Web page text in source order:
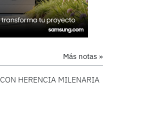
Más notas »
CON HERENCIA MILENARIA